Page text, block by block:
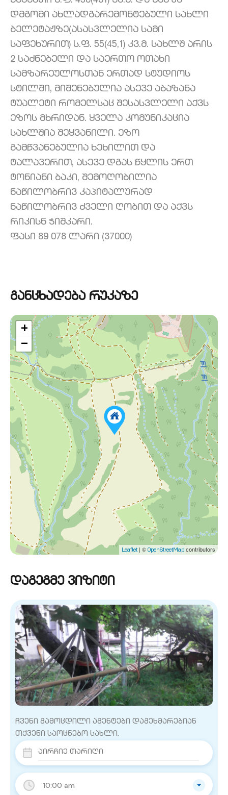
დმგომი ახლადგარემონტებული სახლი
ბელეტაჟზე(ასასვლელია სამი
საფეხურით) ს.ფ. 55(45,1) კვ.მ. სახლშ არის
2 საძნებელი და საერთო ოთახი
სამზარეულოსთან ერთად სტუდიოს
სტილში, მიშენებულია ასევე აბაზანა
ტუალეტი რომელსაც შესასვლელი აქვს
ეზოს მხრიდან. ყველა კომუნიკაცია
სახლშია შეყვანილი. ეზო
გამწვანებულია ხეხილით და
ტალავერით, ასევე დგას წყლის ერთ
ტონიანი ბაკი, შემოღობილია
ნაწილობრივ კაპიტალურად
ნაწილობრივ ძველი ღობით და აქვს
რიკისნ ჭიშკარი.
ფასი 89 078 ლარი (37000)
განცხადება რუკაზე
+
−
Leaflet| © OpenStreetMap contributors
დაგეგმე ვიზიტი
10:00 am
ჩვენი გამოცდილი აგენტები დაგეხმარებიან
თქვენი საოცნებო სახლი.